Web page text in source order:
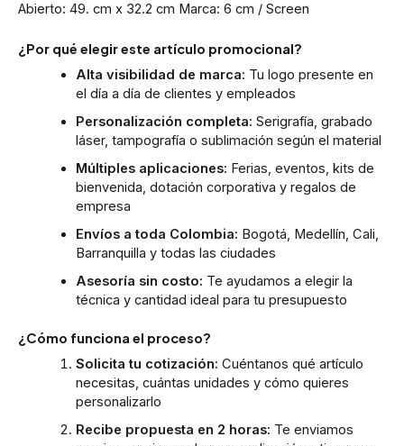
Abierto: 49. cm x 32.2 cm Marca: 6 cm / Screen
¿Por qué elegir este artículo promocional?
Alta visibilidad de marca: Tu logo presente en
el día a día de clientes y empleados
Personalización completa: Serigrafía, grabado
láser, tampografía o sublimación según el material
Múltiples aplicaciones: Ferias, eventos, kits de
bienvenida, dotación corporativa y regalos de
empresa
Envíos a toda Colombia: Bogotá, Medellín, Cali,
Barranquilla y todas las ciudades
Asesoría sin costo: Te ayudamos a elegir la
técnica y cantidad ideal para tu presupuesto
¿Cómo funciona el proceso?
Solicita tu cotización: Cuéntanos qué artículo
necesitas, cuántas unidades y cómo quieres
personalizarlo
Recibe propuesta en 2 horas: Te enviamos